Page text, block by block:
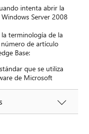
intenta abrir la
Server 2008
terminología de la
de artículo
Base:
que se utiliza
de Microsoft